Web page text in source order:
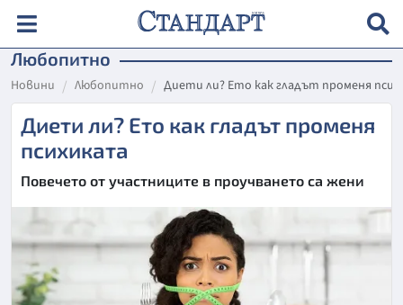
Любопитно
Новини Любопитно Диети ли? Ето как гладът променя
Диети ли? Ето как гладът променя
психиката
Повечето от участниците в проучването са жени